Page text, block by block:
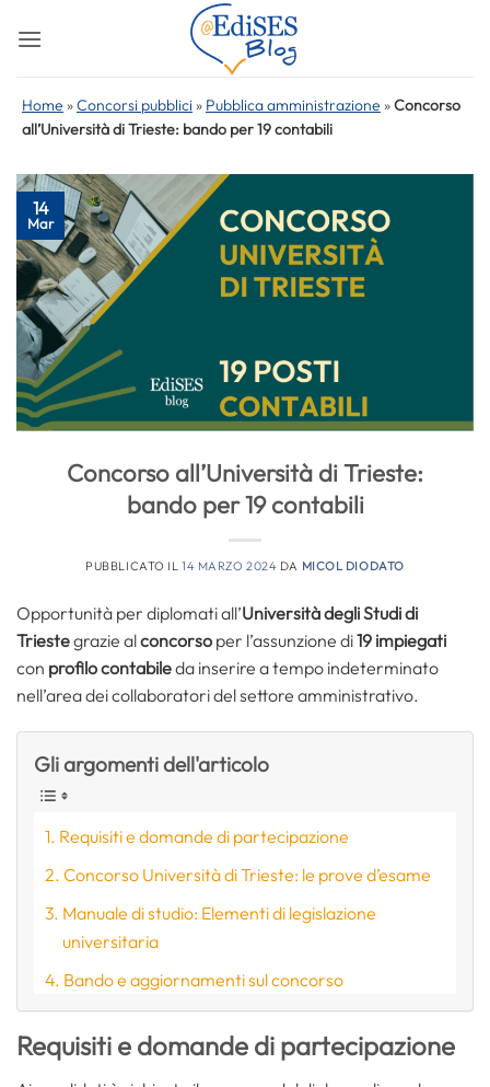
Home »Concorsi pubblici » Pubblica amministrazione »Concorso
all’Università di Trieste: bando per 19 contabili
14
Mar
Concorso all’Università di Trieste:
bando per 19 contabili
PUBBLICATO IL14 MARZO 2024 DA MICOL DIODATO
Opportunità per diplomati all’Università degli Studi di
Triestegrazie alconcorso per l’assunzione di19 impiegati
con profilo contabileda inserire a tempo indeterminato
nell’area dei collaboratori del settore amministrativo.
Gli argomenti dell'articolo
Requisiti e domande di partecipazione
Concorso Università di Trieste: le prove d’esame
Manuale di studio: Elementi di legislazione
universitaria
Bando e aggiornamenti sul concorso
Requisiti e domande di partecipazione